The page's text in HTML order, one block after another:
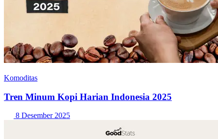
Komoditas
Tren Minum Kopi Harian Indonesia 2025
8 Desember 2025